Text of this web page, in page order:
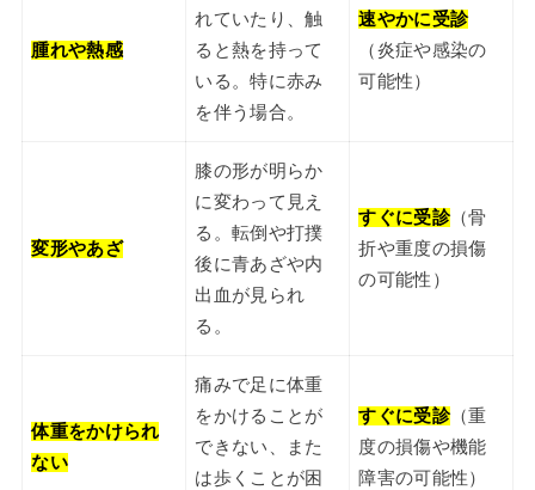
腫れや熱感
れていたり、触
ると熱を持って
いる。特に赤み
を伴う場合。
速やかに受診
（炎症や感染の
可能性）
変形やあざ
膝の形が明らか
に変わって見え
る。転倒や打撲
後に青あざや内
出血が見られ
る。
すぐに受診（骨
折や重度の損傷
の可能性）
体重をかけられ
ない
痛みで足に体重
をかけることが
できない、また
は歩くことが困
すぐに受診（重
度の損傷や機能
障害の可能性）